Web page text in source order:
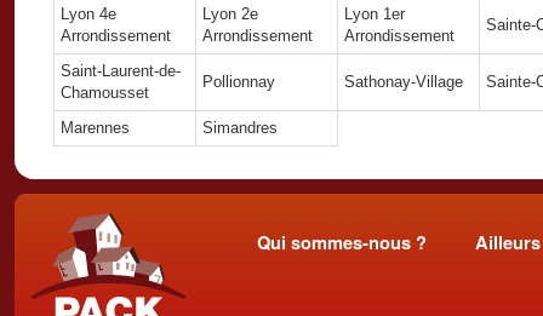
Lyon 4e
Arrondissement
Lyon 2e
Arrondissement
Lyon 1er
Arrondissement
Sainte-
Saint-Laurent-de-
Chamousset
Pollionnay Sathonay-Village Sainte-
Marennes Simandres
Qui sommes-nous ?